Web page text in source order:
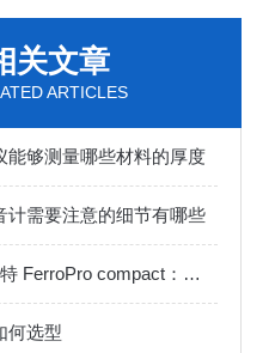
关文章
ARTICLES
能够测量哪些材料的厚度
计需要注意的细节有哪些
德国List李斯特 FerroPro compact：便携式大量程磁导率仪精准测量高效检测
何选型